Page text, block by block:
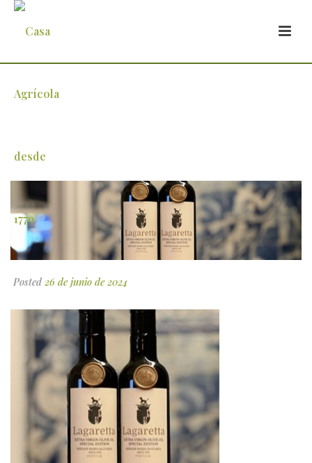
a-tendencia-dos-precos-do-azeite-nao-
Posted 26 de junio de 2024